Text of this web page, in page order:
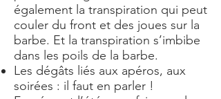
également la transpiration qui peut
couler du front et des joues sur la
barbe. Et la transpiration s’imbibe
dans les poils de la barbe.
Les dégâts liés aux apéros, aux
soirées : il faut en parler !